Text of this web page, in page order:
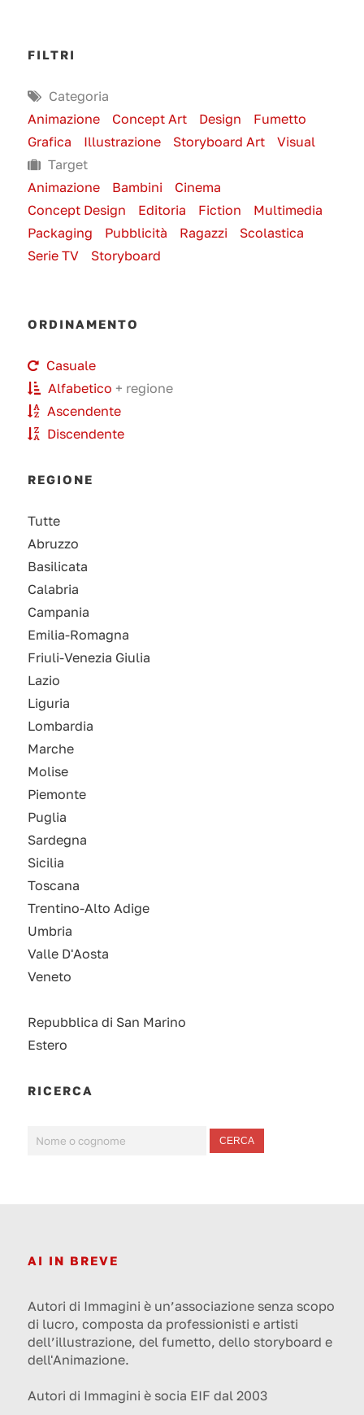
FILTRI
Categoria
Animazione
Concept Art Design
Fumetto
Grafica
Illustrazione Storyboard Art
Visual
Target
Animazione
Bambini
Cinema
Concept Design
Editoria Fiction
Multimedia
Packaging
Pubblicità Ragazzi
Scolastica
Serie TV
Storyboard
ORDINAMENTO
Casuale
Alfabetico + regione
Ascendente
Discendente
REGIONE
Tutte
Abruzzo
Basilicata
Calabria
Campania
Emilia-Romagna
Friuli-Venezia Giulia
Lazio
Liguria
Lombardia
Marche
Molise
Piemonte
Puglia
Sardegna
Sicilia
Toscana
Trentino-Alto Adige
Umbria
Valle D'Aosta
Veneto
Repubblica di San Marino
Estero
RICERCA
CERCA
AI IN BREVE
Autori di Immagini è un’associazione senza scopo
di lucro, composta da professionisti e artisti
dell’illustrazione, del fumetto, dello storyboard e
dell'Animazione.
Autori di Immagini è socia EIF dal 2003